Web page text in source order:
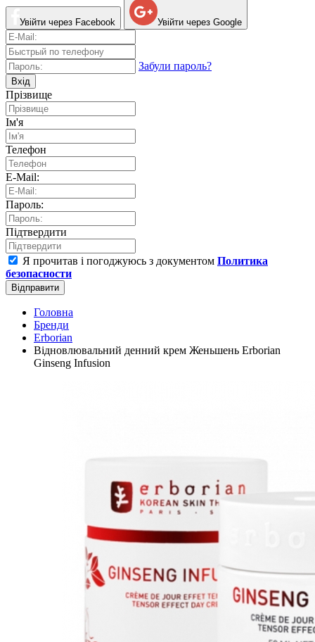
Увійти через Facebook Увійти через Google
Забули пароль?
Вхід
Прізвище
Ім'я
Телефон
E-Mail:
Пароль:
Підтвердити
Я прочитав і погоджуюсь з документом Политика
безопасности
Відправити
Головна
Бренди
Erborian
Відновлювальний денний крем Женьшень Erborian
Ginseng Infusion